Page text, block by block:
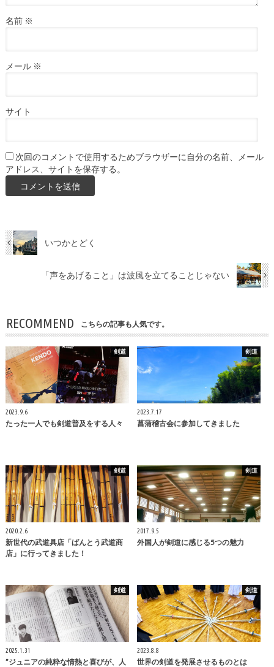
名前 ※
メール ※
サイト
次回のコメントで使用するためブラウザーに自分の名前、メール
アドレス、サイトを保存する。
いつかとどく
「声をあげること」は波風を立てることじゃない
RECOMMEND こちらの記事も人気です。
剣道
2023.9.6
たった一人でも剣道普及をする人々
剣道
2023.7.17
菖蒲稽古会に参加してきました
剣道
2020.2.6
新世代の武道具店「ばんとう武道商
店」に行ってきました！
剣道
2017.9.5
外国人が剣道に感じる5つの魅力
剣道
2025.1.31
”ジュニアの純粋な情熱と喜びが、人
剣道
2023.8.8
世界の剣道を発展させるものとは